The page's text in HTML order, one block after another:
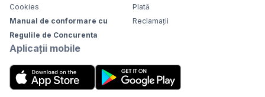
Cookies
Manual de conformare cu
Regulile de Concurenta
Plată
Reclamații
Aplicații mobile